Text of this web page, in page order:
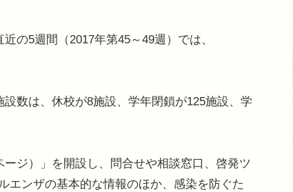
の5週間（2017年第45～49週）では、
数は、休校が8施設、学年閉鎖が125施設、学
ジ）」を開設し、問合せや相談窓口、啓発ツ
エンザの基本的な情報のほか、感染を防ぐた